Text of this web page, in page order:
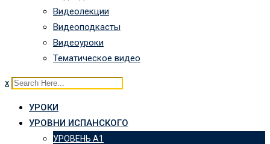
Видеолекции
Видеоподкасты
Видеоуроки
Тематическое видео
x
УРОКИ
УРОВНИ ИСПАНСКОГО
УРОВЕНЬ А1